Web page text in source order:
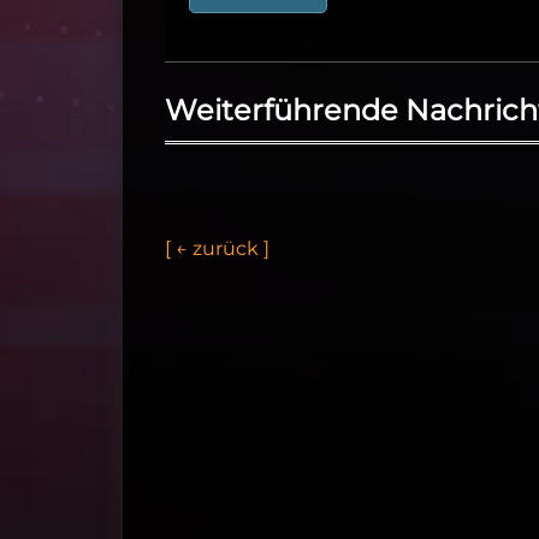
Weiterführende
[ ← zurück ]